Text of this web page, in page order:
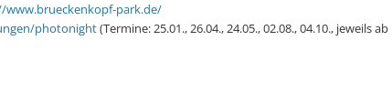
www.brueckenkopf-park.de/
photonight(Termine: 25.01., 26.04., 24.05., 02.08., 04.10., jeweils